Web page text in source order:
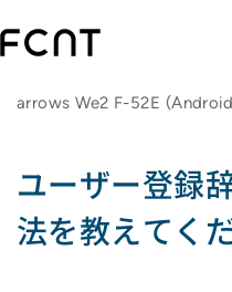
arrows We2 F-52E
ユーザー登録
法を教えてく